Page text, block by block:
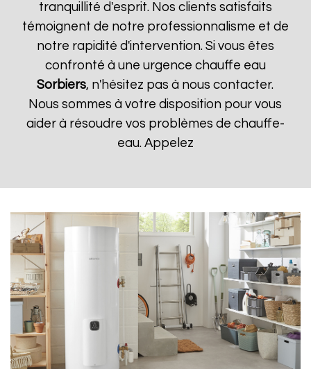
tranquillité d'esprit. Nos clients satisfaits
témoignent de notre professionnalisme et de
notre rapidité d'intervention. Si vous êtes
confronté à une urgence chauffe eau
Sorbiers, n'hésitez pas à nous contacter.
Nous sommes à votre disposition pour vous
aider à résoudre vos problèmes de chauffe-
eau. Appelez